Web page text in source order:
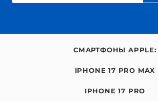
СМАРТФОНЫ APPLE:
IPHONE 17 PRO MAX
IPHONE 17 PRO